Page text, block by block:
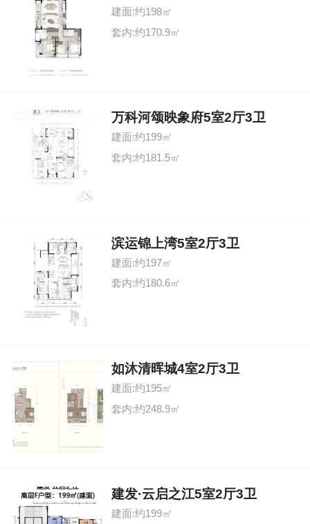
建面:约198㎡
套内:约170.9㎡
万科河颂映象府5室2厅3卫
建面:约199㎡
套内:约181.5㎡
滨运锦上湾5室2厅3卫
建面:约197㎡
套内:约180.6㎡
如沐清晖城4室2厅3卫
建面:约195㎡
套内:约248.9㎡
建发·云启之江5室2厅3卫
建面:约199㎡